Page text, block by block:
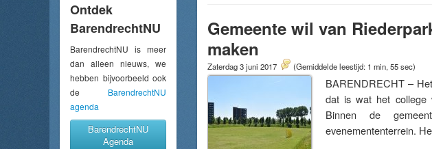
Ontdek
BarendrechtNU
BarendrechtNU is meer
dan alleen nieuws, we
hebben bijvoorbeeld ook
de BarendrechtNU
agenda
BarendrechtNU
Agenda
Gemeente wil van
maken
Zaterdag 3 juni 2017 (Gemiddelde leestijd: 1 min, 55 sec)
BARENDRECHT –
dat is wat het college
Binnen de
evenemententerrein.